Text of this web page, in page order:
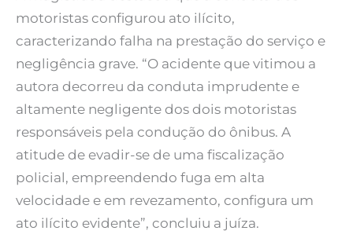
motoristas configurou ato ilícito,
caracterizando falha na prestação do serviço e
negligência grave. “O acidente que vitimou a
autora decorreu da conduta imprudente e
altamente negligente dos dois motoristas
responsáveis pela condução do ônibus. A
atitude de evadir-se de uma fiscalização
policial, empreendendo fuga em alta
velocidade e em revezamento, configura um
ato ilícito evidente”, concluiu a juíza.